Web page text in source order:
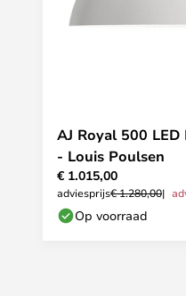
AJ Royal 500
- Louis Poulsen
€ 1.015,00
adviesprijs€ 1.280,00
Op voorraad